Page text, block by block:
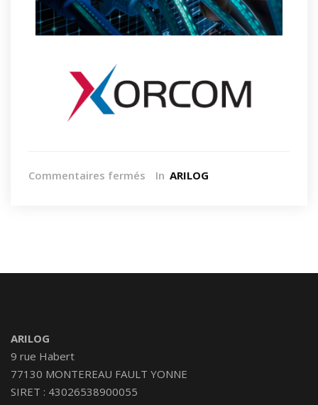
Commentaires fermés In ARILOG
ARILOG
9 rue Habert
77130 MONTEREAU FAULT YONNE
SIRET : 43026538900055